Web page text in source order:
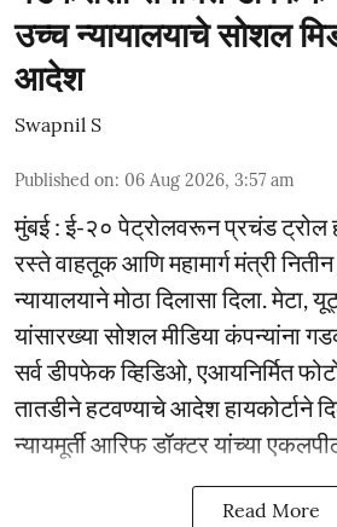
उच्च न्यायालयाचे सोशल
आदेश
Swapnil S
Published on: 06 Aug 2026, 3:57 am
मुंबई : ई-२० पेट्रोलवरून प्रचंड ट्रोल
रस्ते वाहतूक आणि महामार्ग मंत्री
न्यायालयाने मोठा दिलासा दिला.
यांसारख्या सोशल मीडिया कंपन्यांना
सर्व डीपफेक व्हिडिओ, एआयनिर्मित
तातडीने हटवण्याचे आदेश हायकोर्टाने
न्यायमूर्ती आरिफ डॉक्टर यांच्या
Read More